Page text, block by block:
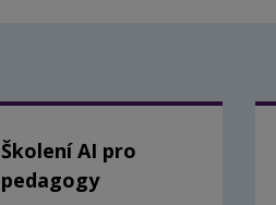
Školení AI pro
pedagogy